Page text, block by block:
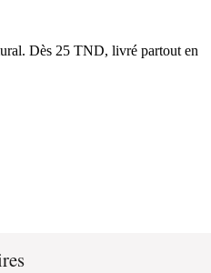
Dès 25 TND, livré partout en